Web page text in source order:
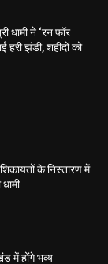
धामी ने ‘रन फॉर
हरी झंडी, शहीदों को
के निस्तारण में
में होंगे भव्य